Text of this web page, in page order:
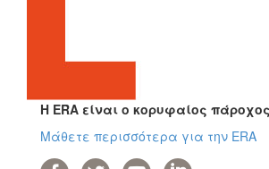
Η ERA είναι ο κορυφαίος
Μάθετε περισσότερα για την ERA